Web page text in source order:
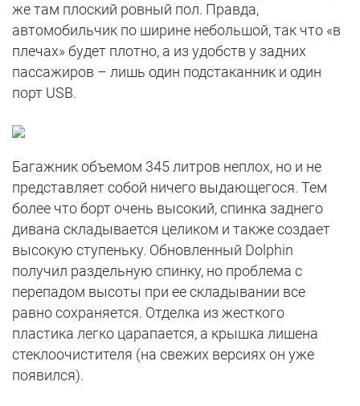
же там плоский ровный пол. Правда,
автомобильчик по ширине небольшой, так что «в
плечах» будет плотно, а из удобств у задних
пассажиров – лишь один подстаканник и один
порт USB.
Багажник объемом 345 литров неплох, но и не
представляет собой ничего выдающегося. Тем
более что борт очень высокий, спинка заднего
дивана складывается целиком и также создает
высокую ступеньку. Обновленный Dolphin
получил раздельную спинку, но проблема с
перепадом высоты при ее складывании все
равно сохраняется. Отделка из жесткого
пластика легко царапается, а крышка лишена
стеклоочистителя (на свежих версиях он уже
появился).